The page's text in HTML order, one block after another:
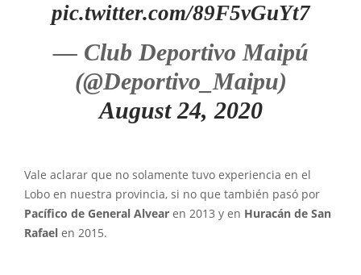
pic.twitter.com/89F5vGuYt7
— Club Deportivo Maipú
(@Deportivo_Maipu)
August 24, 2020
Vale aclarar que no solamente tuvo experiencia en el
Lobo en nuestra provincia, si no que también pasó por
Pacífico de General Alvear en 2013 y en Huracán de San
Rafael en 2015.